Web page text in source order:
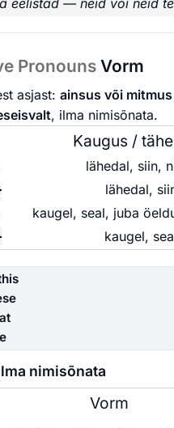
eelistad — neid või neid
Pronouns Vorm
asjast: ainsus või mitmus
, ilma nimisõnata.
Kaugus /
lähedal, siin,
lähedal,
kaugel, seal, juba
kaugel,
nimisõnata
Vorm